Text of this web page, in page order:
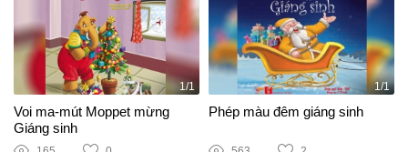
1/1
Voi ma-mút Moppet mừng
Giáng sinh
1/1
Phép màu đêm giáng sinh